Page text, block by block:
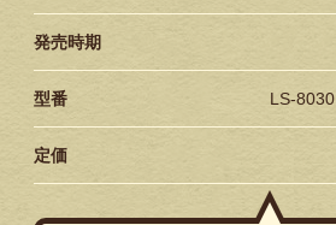
発売時期
型番 LS-8030
定価